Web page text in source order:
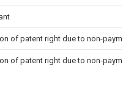
of patent right due to non-
of patent right due to non-